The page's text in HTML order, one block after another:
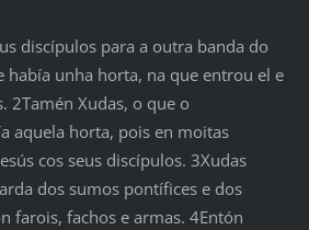
discípulos para a outra banda do
había unha horta, na que entrou el e
2Tamén Xudas, o que o
aquela horta, pois en moitas
cos seus discípulos. 3Xudas
dos sumos pontífices e dos
farois, fachos e armas. 4Entón